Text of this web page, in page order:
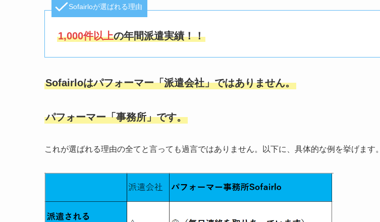
Sofairloが選ばれる理由
1,000件以上の年間派遣実績！！
Sofairloはパフォーマー「派遣会社」ではありません。
パフォーマー「事務所」です。
これが選ばれる理由の全てと言っても過言ではありません。以下に、具体的な例を挙げます。